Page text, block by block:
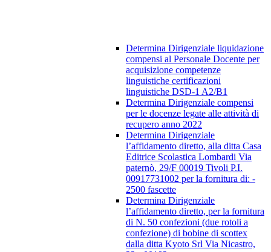
Determina Dirigenziale liquidazione
compensi al Personale Docente per
acquisizione competenze
linguistiche certificazioni
linguistiche DSD-1 A2/B1
Determina Dirigenziale compensi
per le docenze legate alle attività di
recupero anno 2022
Determina Dirigenziale
l’affidamento diretto, alla ditta Casa
Editrice Scolastica Lombardi Via
paternò, 29/F 00019 Tivoli P.I.
00917731002 per la fornitura di: -
2500 fascette
Determina Dirigenziale
l’affidamento diretto, per la fornitura
di N. 50 confezioni (due rotoli a
confezione) di bobine di scottex
dalla ditta Kyoto Srl Via Nicastro,